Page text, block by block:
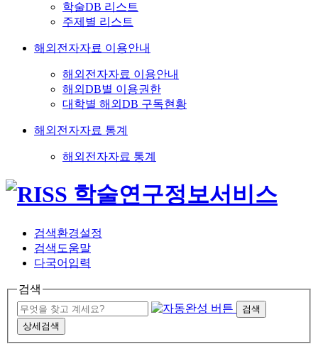
학술DB 리스트
주제별 리스트
해외전자자료 이용안내
해외전자자료 이용안내
해외DB별 이용권한
대학별 해외DB 구독현황
해외전자자료 통계
해외전자자료 통계
검색환경설정
검색도움말
다국어입력
검색
검색
상세검색